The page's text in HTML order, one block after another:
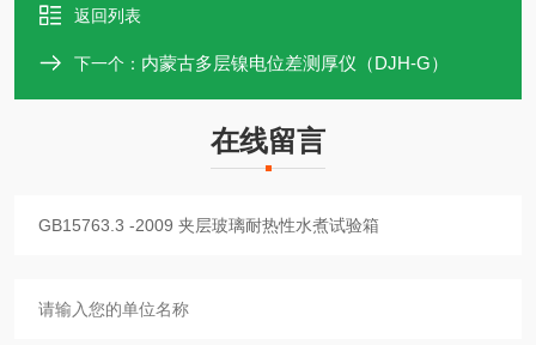
返回列表
下一个： 内蒙古多层镍电位差测厚仪（DJH-G）
在线留言